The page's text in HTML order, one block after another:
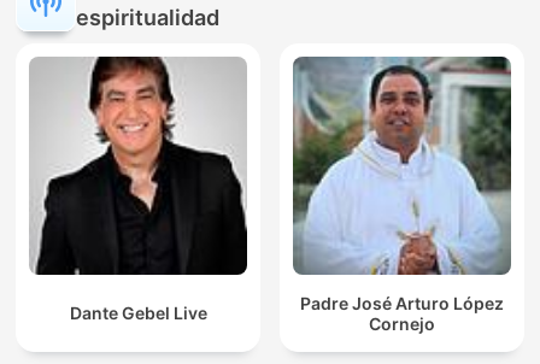
espiritualidad
Dante Gebel Live
Padre José Arturo López
Cornejo